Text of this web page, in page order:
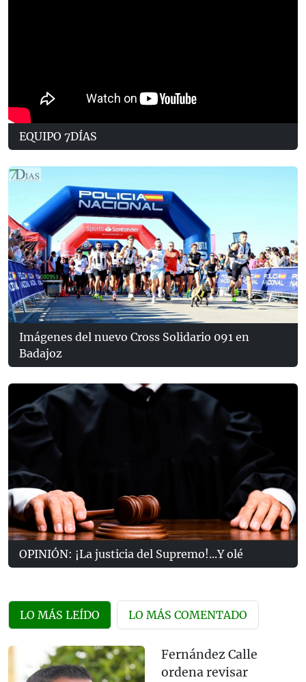
EQUIPO 7DÍAS
Imágenes del nuevo Cross Solidario 091 en
Badajoz
OPINIÓN: ¡La justicia del Supremo!...Y olé
LO MÁS LEÍDO LO MÁS COMENTADO
Fernández Calle
ordena revisar